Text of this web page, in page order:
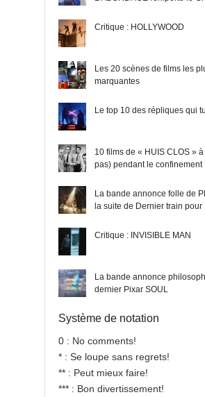
Critique : HOLLYWOOD
Les 20 scènes de films les
marquantes
Le top 10 des répliques qui
10 films de « HUIS CLOS »
pas) pendant le confinement
La bande annonce folle de
la suite de Dernier train pour
Critique : INVISIBLE MAN
La bande annonce
dernier Pixar SOUL
Système de notation
0 : No comments!
* : Se loupe sans regrets!
** : Peut mieux faire!
*** : Bon divertissement!